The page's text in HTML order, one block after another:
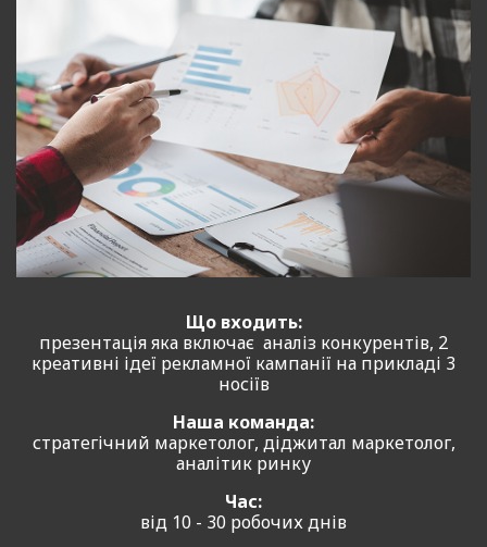
Що входить:
презентація яка включає аналіз конкурентів, 2
креативні ідеї рекламної кампанії на прикладі 3
носіїв
Наша команда:
стратегічний маркетолог, діджитал маркетолог,
аналітик ринку
Час:
від 10 - 30 робочих днів